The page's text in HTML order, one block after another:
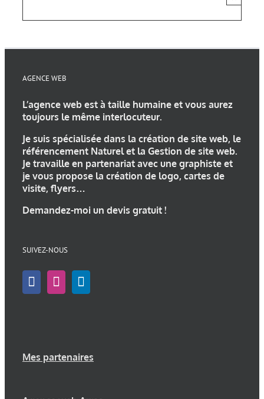
AGENCE WEB
L’agence web est à taille humaine et vous aurez
toujours le même interlocuteur.
Je suis spécialisée dans la création de site web, le
référencement Naturel et la Gestion de site web.
Je travaille en partenariat avec une graphiste et
je vous propose la création de logo, cartes de
visite, flyers…
Demandez-moi un devis gratuit !
SUIVEZ-NOUS
Mes partenaires